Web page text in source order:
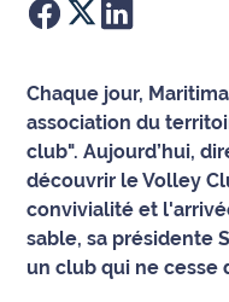
Éducation
Emploi
Environnement
Info
Chaque jour,
association du
club". Aujourd’hui,
découvrir le Volley
convivialité et
sable, sa présidente
un club qui ne cesse